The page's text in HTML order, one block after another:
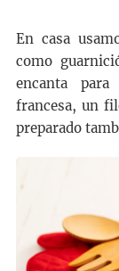
En casa
como
encanta
francesa, un
preparado